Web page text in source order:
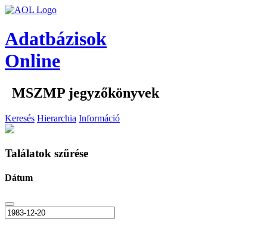
Adatbázisok
Online
MSZMP jegyzőkönyvek
Keresés Hierarchia Információ
Találatok szűrése
Dátum